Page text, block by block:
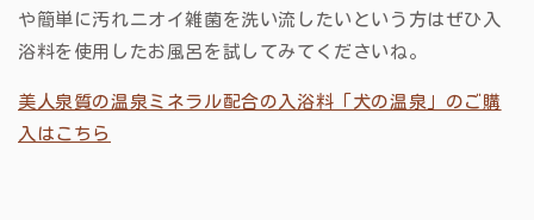
や簡単に汚れニオイ雑菌を洗い流したいという方はぜひ入
浴料を使用したお風呂を試してみてくださいね。
美人泉質の温泉ミネラル配合の入浴料「犬の温泉」のご購
入はこちら